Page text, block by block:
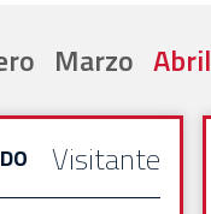
Marzo Abril
Visitante